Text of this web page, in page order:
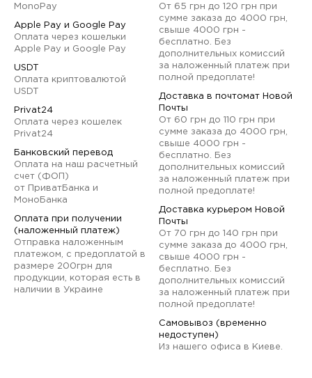
MonoPay
Apple Pay и Google Pay
Оплата через кошельки
Apple Pay и Google Pay
USDT
Оплата криптовалютой
USDT
Privat24
Оплата через кошелек
Privat24
Банковский перевод
Оплата на наш расчетный
счет (ФОП)
от ПриватБанка и
МоноБанка
Оплата при получении
(наложенный платеж)
Отправка наложенным
платежом, с предоплатой в
размере 200грн для
продукции, которая есть в
наличии в Украине
От 65 грн до 120 грн при
сумме заказа до 4000 грн,
свыше 4000 грн -
бесплатно. Без
дополнительных комиссий
за наложенный платеж при
полной предоплате!
Доставка в почтомат Новой
Почты
От 60 грн до 110 грн при
сумме заказа до 4000 грн,
свыше 4000 грн -
бесплатно. Без
дополнительных комиссий
за наложенный платеж при
полной предоплате!
Доставка курьером Новой
Почты
От 70 грн до 140 грн при
сумме заказа до 4000 грн,
свыше 4000 грн -
бесплатно. Без
дополнительных комиссий
за наложенный платеж при
полной предоплате!
Самовывоз (временно
недоступен)
Из нашего офиса в Киеве.